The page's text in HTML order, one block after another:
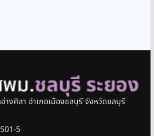
งศิลา อำเภอเมืองชลบุรี จังหวัดชลบุรี
5